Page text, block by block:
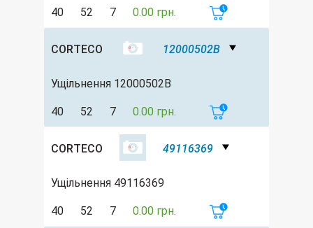
40 52 7 0.00 грн.
CORTECO 12000502B
Ущільнення 12000502B
40 52 7 0.00 грн.
CORTECO 49116369
Ущільнення 49116369
40 52 7 0.00 грн.